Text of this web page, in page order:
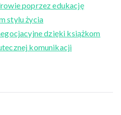
poprzez edukację
stylu życia
dzięki książkom
komunikacji